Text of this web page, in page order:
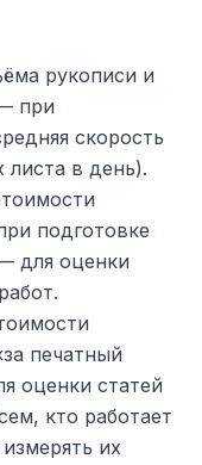
рукописи и
при
скорость
листа в день).
подготовке
для оценки
печатный
оценки статей
кто работает
их